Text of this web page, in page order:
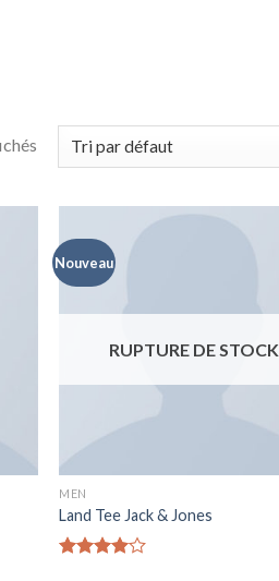
Nouveau
RUPTURE DE STOCK
MEN
Land Tee Jack & Jones